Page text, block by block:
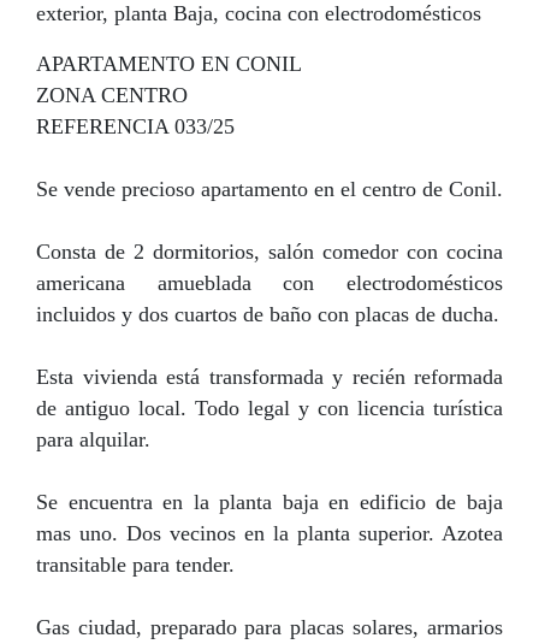
exterior, planta Baja, cocina con electrodomésticos
APARTAMENTO EN CONIL
ZONA CENTRO
REFERENCIA 033/25
Se vende precioso apartamento en el centro de Conil.
Consta de 2 dormitorios, salón comedor con cocina
americana amueblada con electrodomésticos
incluidos y dos cuartos de baño con placas de ducha.
Esta vivienda está transformada y recién reformada
de antiguo local. Todo legal y con licencia turística
para alquilar.
Se encuentra en la planta baja en edificio de baja
mas uno. Dos vecinos en la planta superior. Azotea
transitable para tender.
Gas ciudad, preparado para placas solares, armarios